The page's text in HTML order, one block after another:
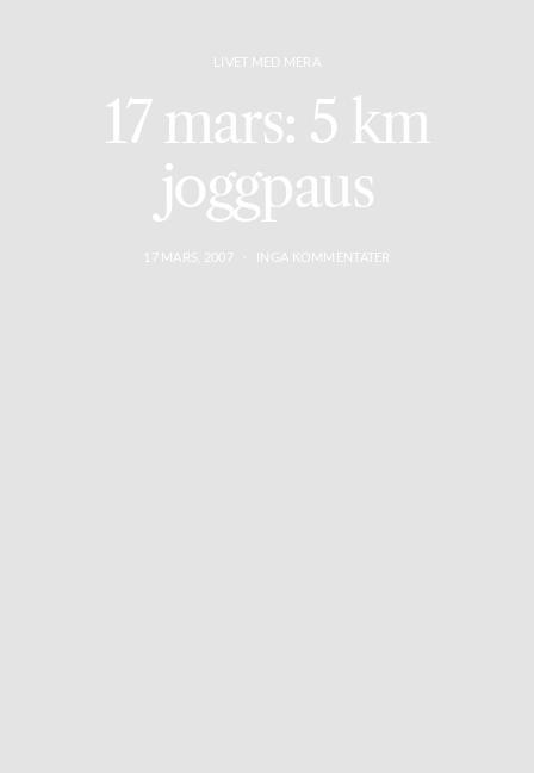
LIVET MED MERA
17 mars: 5 km
joggpaus
17 MARS, 2007 INGA KOMMENTATER